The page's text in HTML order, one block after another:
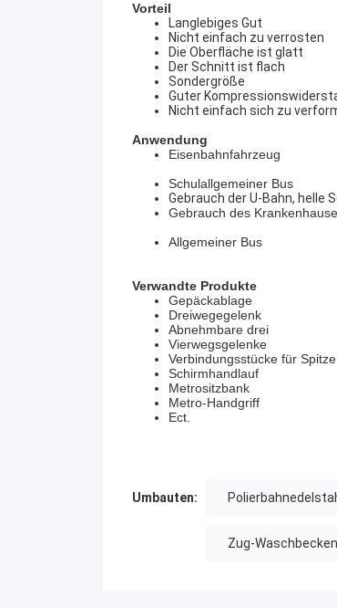
Vorteil
Langlebiges Gut
Nicht einfach zu verrosten
Die Oberfläche ist glatt
Der Schnitt ist flach
Sondergröße
Guter
Nicht einfach sich zu
Anwendung
Eisenbahnfahrzeug
Schulallgemeiner Bus
Gebrauch der U-Bahn, helle
Gebrauch des
Allgemeiner Bus
Verwandte Produkte
Gepäckablage
Dreiwegegelenk
Abnehmbare drei
Vierwegsgelenke
Verbindungsstücke für
Schirmhandlauf
Metrositzbank
Metro-Handgriff
Ect.
Umbauten:
Zug-